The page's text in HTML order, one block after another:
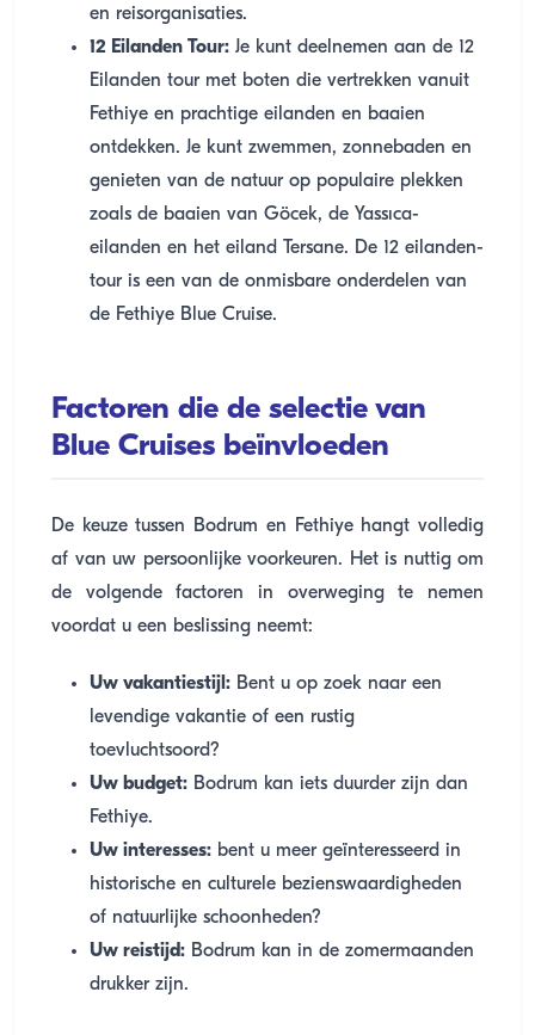
en reisorganisaties.
12 Eilanden Tour: Je kunt deelnemen aan de 12
Eilanden tour met boten die vertrekken vanuit
Fethiye en prachtige eilanden en baaien
ontdekken. Je kunt zwemmen, zonnebaden en
genieten van de natuur op populaire plekken
zoals de baaien van Göcek, de Yassıca-
eilanden en het eiland Tersane. De 12 eilanden-
tour is een van de onmisbare onderdelen van
de Fethiye Blue Cruise.
Factoren die de selectie van
Blue Cruises beïnvloeden
De keuze tussen Bodrum en Fethiye hangt volledig
af van uw persoonlijke voorkeuren. Het is nuttig om
de volgende factoren in overweging te nemen
voordat u een beslissing neemt:
Uw vakantiestijl: Bent u op zoek naar een
levendige vakantie of een rustig
toevluchtsoord?
Uw budget: Bodrum kan iets duurder zijn dan
Fethiye.
Uw interesses: bent u meer geïnteresseerd in
historische en culturele bezienswaardigheden
of natuurlijke schoonheden?
Uw reistijd: Bodrum kan in de zomermaanden
drukker zijn.